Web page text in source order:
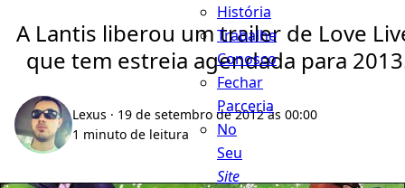
História
Trabalhe
Conosco
Fechar
Parceria
No
Seu
Site
A Lantis liberou um trailer de Love
que tem estreia agendada para
Lexus · 19 de setembro de 2012 às 00:00
1 minuto de leitura